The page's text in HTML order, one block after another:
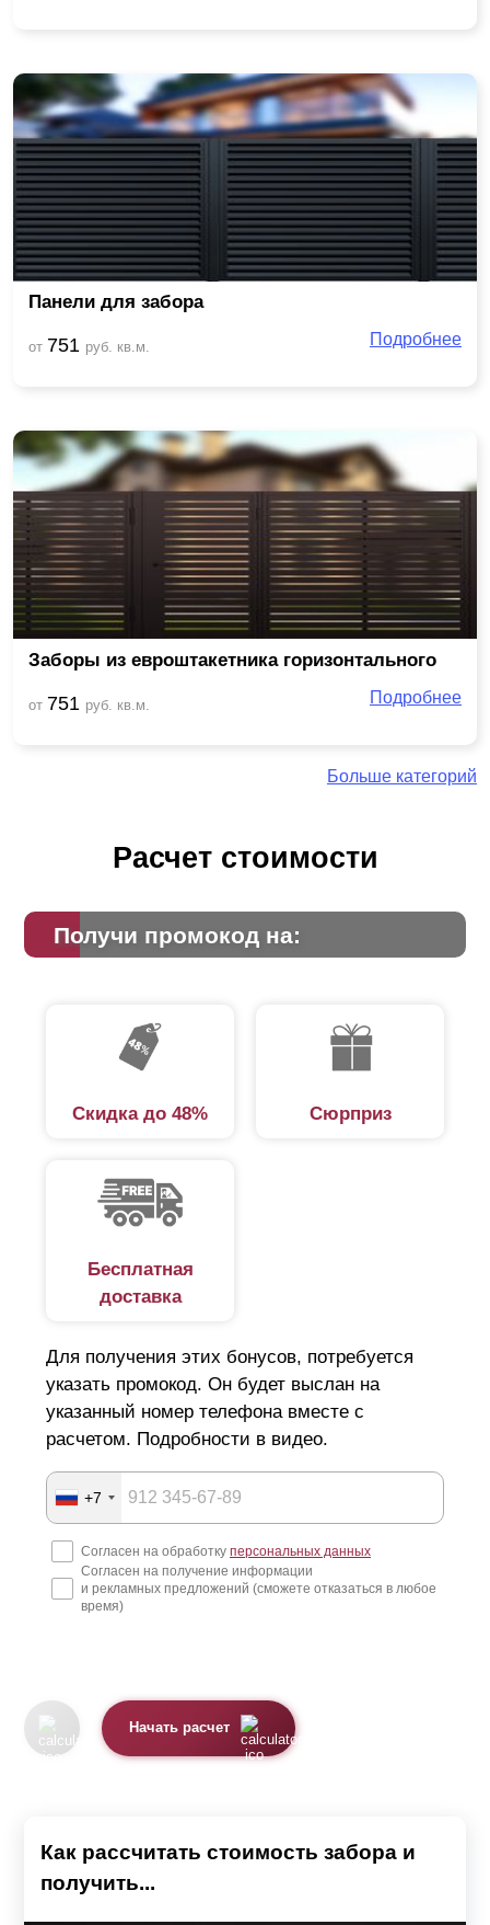
Панели для забора
от 751 руб. кв.м. Подробнее
Заборы из евроштакетника горизонтального
от 751 руб. кв.м. Подробнее
Больше категорий
Расчет стоимости
Получи промокод на:
Скидка до 48% Сюрприз
Бесплатная
доставка
Для получения этих бонусов, потребуется
указать промокод. Он будет выслан на
указанный номер телефона вместе с
расчетом. Подробности в видео.
+7
Согласен на обработку персональных данных
Согласен на получение информации
и рекламных предложений (сможете отказаться в любое
время)
Начать расчет
Как рассчитать стоимость забора и
получить...